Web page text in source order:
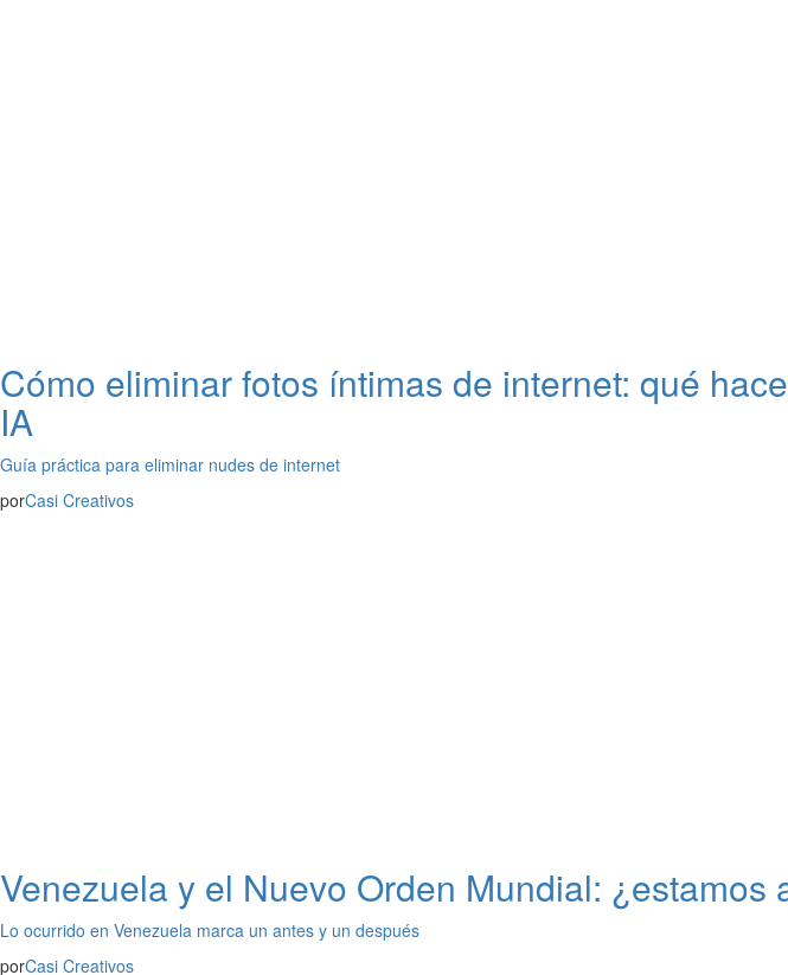
Cómo eliminar fotos íntimas de internet: qué
IA
Guía práctica para eliminar nudes de internet
porCasi Creativos
Venezuela y el Nuevo Orden Mundial:
Lo ocurrido en Venezuela marca un antes y un después
porCasi Creativos